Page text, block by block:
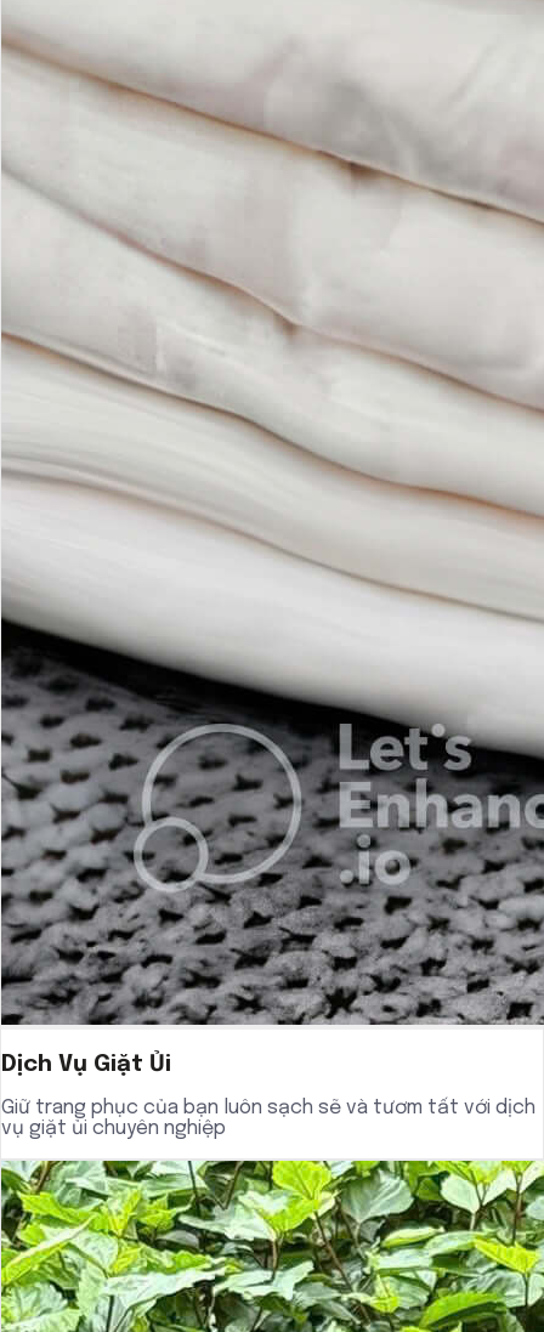
Dịch Vụ Giặt Ủi
Giữ trang phục của bạn luôn sạch sẽ và tươm tất với dịch
vụ giặt ủi chuyên nghiệp